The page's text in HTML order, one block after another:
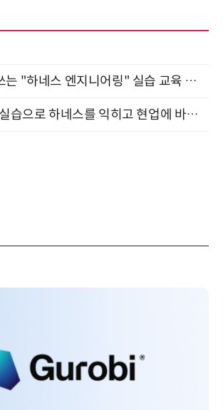
현업에서 바로 쓰는 "하네스 엔지니어링" 실습 교육 워크숍 8월 20일 개최
단 하루, 이론과 실습으로 하네스를 익히고 현업에 바로 쓰는 핸즈온 워크숍 (8/20)